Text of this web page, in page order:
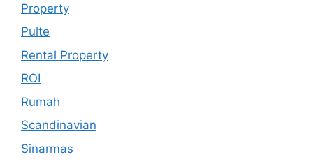
Property
Pulte
Rental Property
ROI
Rumah
Scandinavian
Sinarmas